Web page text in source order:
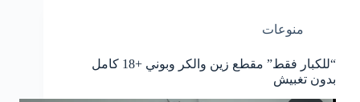
منوعات
“للكبار فقط” مقطع زين والكر وبوني +18 كامل
بدون تغبيش